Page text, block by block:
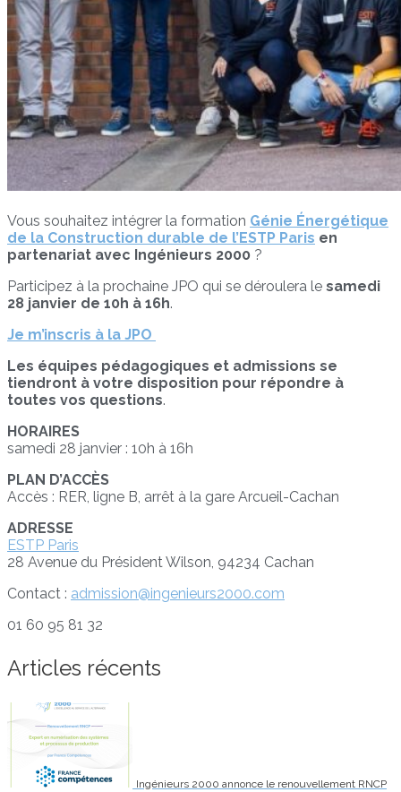
Vous souhaitez intégrer la formation Génie Énergétique
de la Construction durable de l’ESTP Paris en
partenariat avec Ingénieurs 2000 ?
Participez à la prochaine JPO qui se déroulera le samedi
28 janvier de 10h à 16h.
Je m’inscris à la JPO
Les équipes pédagogiques et admissions se
tiendront à votre disposition pour répondre à
toutes vos questions.
HORAIRES
samedi 28 janvier : 10h à 16h
PLAN D’ACCÈS
Accès : RER, ligne B, arrêt à la gare Arcueil-Cachan
ADRESSE
ESTP Paris
28 Avenue du Président Wilson, 94234 Cachan
Contact : admission@ingenieurs2000.com
01 60 95 81 32
Articles récents
Ingénieurs 2000 annonce le renouvellement RNCP